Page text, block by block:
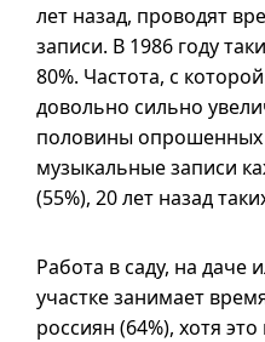
лет назад, проводят
записи. В 1986 году
80%. Частота, с
довольно сильно
половины опрошенных
музыкальные записи
(55%), 20 лет назад
Работа в саду, на даче
участке занимает
россиян (64%), хотя